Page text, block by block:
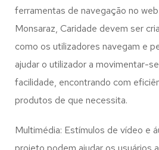
ferramentas de navegação no
Monsaraz, Caridade devem ser
como os utilizadores navegam e
ajudar o utilizador a movimentar-
facilidade, encontrando com
produtos de que necessita.
Multimédia: Estímulos de vídeo e